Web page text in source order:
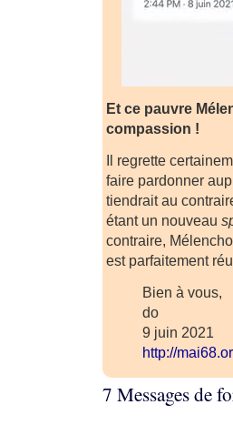
Et ce pauvre
compassion !
Il regrette
faire pardonner
tiendrait au
étant un nouveau
contraire,
est parfaitement
Bien à vous,
do
9 juin 2021
http://
7 Messages de